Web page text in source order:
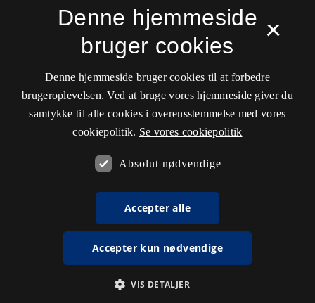
×
Denne hjemmeside
bruger cookies
Denne hjemmeside bruger cookies til at forbedre
brugeroplevelsen. Ved at bruge vores hjemmeside giver du
samtykke til alle cookies i overensstemmelse med vores
cookiepolitik. Se vores cookiepolitik
Absolut nødvendige
Accepter alle
Accepter kun nødvendige
VIS DETALJER